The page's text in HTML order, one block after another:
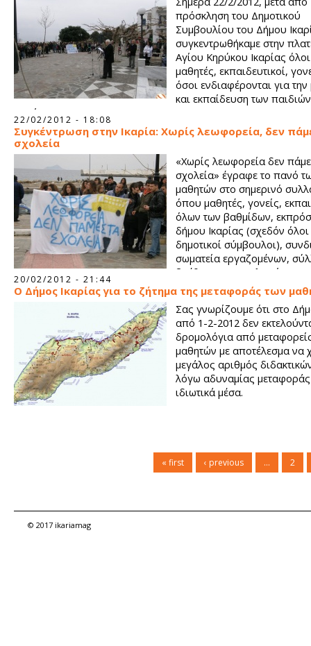
πρόσκληση του Δημοτικού
Συμβουλίου του Δήμου
συγκεντρωθήκαμε στην
Αγίου Κηρύκου Ικαρίας όλοι
μαθητές, εκπαιδευτικοί,
όσοι ενδιαφέρονται για
και εκπαίδευση των
Ικαρίας.
22/02/2012 - 18:08
Συγκέντρωση στην Ικαρία: Χωρίς λεωφορεία, δεν
σχολεία
«Χωρίς λεωφορεία δεν
σχολεία» έγραφε το πανό
μαθητών στο σημερινό
όπου μαθητές, γονείς,
όλων των βαθμίδων,
δήμου Ικαρίας (σχεδόν όλοι
δημοτικοί σύμβουλοι),
σωματεία εργαζομένων,
βρέθηκαν στην πλατεία του
Κηρύκου από τις 12 το μεσημέρι...
20/02/2012 - 21:44
Ο Δήμος Ικαρίας για το ζήτημα της μεταφοράς των
Σας γνωρίζουμε ότι στο
από 1-2-2012 δεν
δρομολόγια από
μαθητών με αποτέλεσμα να
μεγάλος αριθμός
λόγω αδυναμίας
ιδιωτικά μέσα.
« first ‹ previous … 2
© 2017 ikariamag